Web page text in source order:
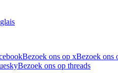
Bezoek ons op xBezoek ons
Bezoek ons op threads